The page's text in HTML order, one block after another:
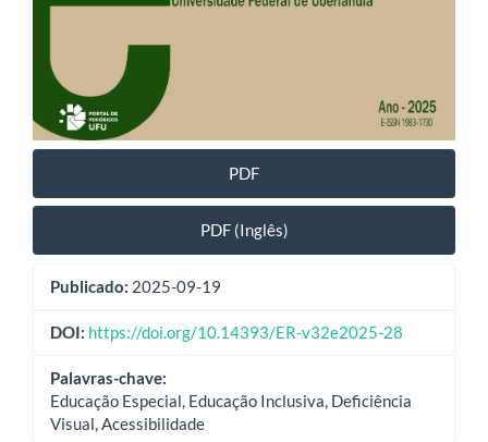
PDF
PDF (Inglês)
Publicado: 2025-09-19
DOI: https://doi.org/10.14393/ER-v32e2025-28
Palavras-chave:
Educação Especial, Educação Inclusiva, Deficiência
Visual, Acessibilidade